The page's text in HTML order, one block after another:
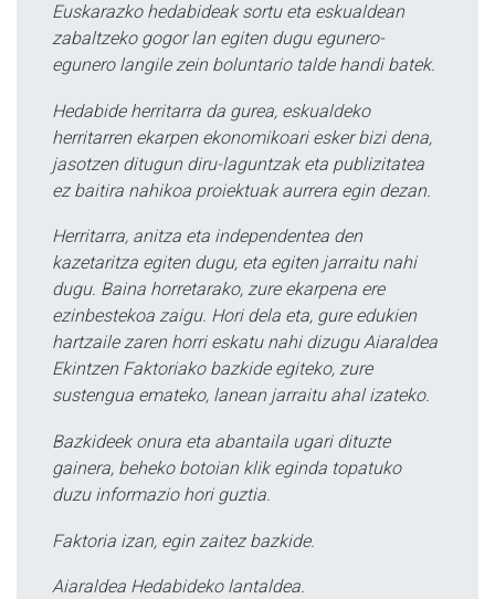
Euskarazko hedabideak sortu eta eskualdean
zabaltzeko gogor lan egiten dugu egunero-
egunero langile zein boluntario talde handi batek.
Hedabide herritarra da gurea, eskualdeko
herritarren ekarpen ekonomikoari esker bizi dena,
jasotzen ditugun diru-laguntzak eta publizitatea
ez baitira nahikoa proiektuak aurrera egin dezan.
Herritarra, anitza eta independentea den
kazetaritza egiten dugu, eta egiten jarraitu nahi
dugu. Baina horretarako, zure ekarpena ere
ezinbestekoa zaigu. Hori dela eta, gure edukien
hartzaile zaren horri eskatu nahi dizugu Aiaraldea
Ekintzen Faktoriako bazkide egiteko, zure
sustengua emateko, lanean jarraitu ahal izateko.
Bazkideek onura eta abantaila ugari dituzte
gainera, beheko botoian klik eginda topatuko
duzu informazio hori guztia.
Faktoria izan, egin zaitez bazkide.
Aiaraldea Hedabideko lantaldea.